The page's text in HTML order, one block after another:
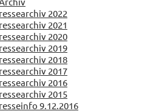
2022
2021
2020
2019
2018
2017
2016
2015
9.12.2016